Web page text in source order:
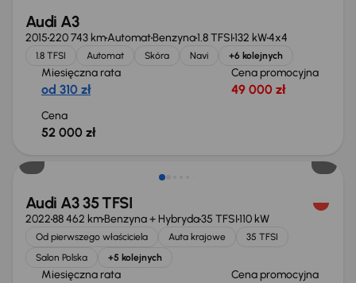
Audi A3
2015220 743 kmAutomatBenzyna1.8 TFSI132 kW4x4
1.8 TFSI Automat Skóra Navi +6 kolejnych
Miesięczna rata
od 310 zł
Cena promocyjna
49 000 zł
Cena
52 000 zł
Świeżo skupione
Audi A3 35 TFSI
202288 462 kmBenzyna + Hybryda35 TFSI110 kW
Od pierwszego właściciela Auta krajowe
35 TFSI
Salon Polska
+5 kolejnych
Miesięczna rata Cena promocyjna